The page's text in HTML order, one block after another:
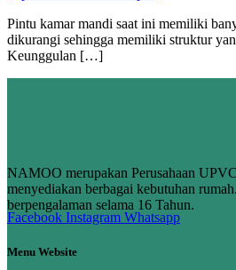
Pintu kamar mandi saat ini memiliki
dikurangi sehingga memiliki struktur
Keunggulan […]
NAMOO merupakan Perusahaan
menyediakan berbagai kebutuhan
berpengalaman selama 16 Tahun.
Facebook Instagram Whatsapp
Menu Website